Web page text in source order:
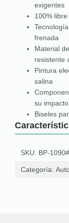
exigentes
100%
frenada
Material
resistente
Pintura
salina
su
Biseles
SKU: BP-
Categoría: